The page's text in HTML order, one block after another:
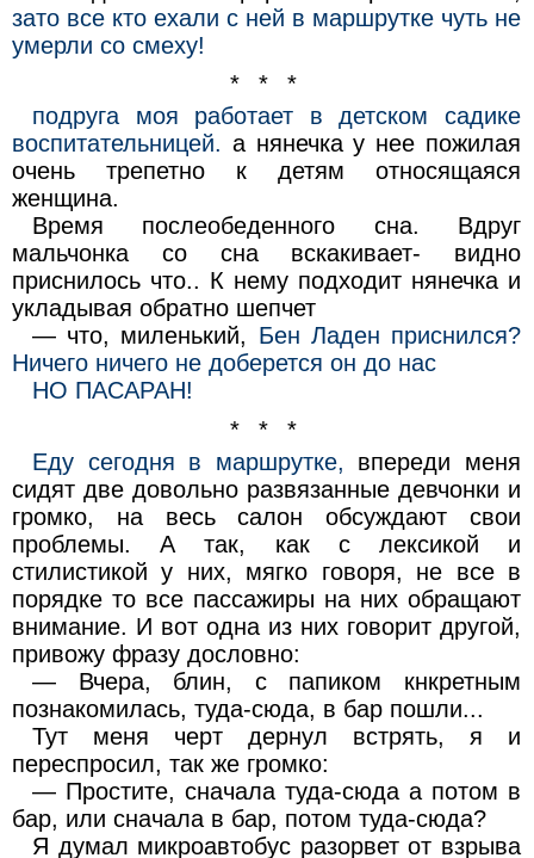
зато все кто ехали с ней в маршрутке чуть не
умерли со смеху!
* * *
подруга моя работает в детском садике
воспитательницей. а нянечка у нее пожилая
очень трепетно к детям относящаяся
женщина.
Время послеобеденного сна. Вдруг
мальчонка со сна вскакивает- видно
приснилось что.. К нему подходит нянечка и
укладывая обратно шепчет
— что, миленький, Бен Ладен приснился?
Ничего ничего не доберется он до нас
НО ПАСАРАН!
* * *
Еду сегодня в маршрутке, впереди меня
сидят две довольно развязанные девчонки и
громко, на весь салон обсуждают свои
проблемы. А так, как с лексикой и
стилистикой у них, мягко говоря, не все в
порядке то все пассажиры на них обращают
внимание. И вот одна из них говорит другой,
привожу фразу дословно:
— Вчера, блин, с папиком кнкретным
познакомилась, туда-сюда, в бар пошли...
Тут меня черт дернул встрять, я и
переспросил, так же громко:
— Простите, сначала туда-сюда а потом в
бар, или сначала в бар, потом туда-сюда?
Я думал микроавтобус разорвет от взрыва